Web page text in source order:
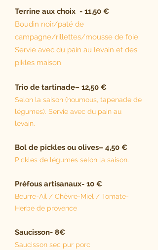
Terrine aux choix - 11,50 €
Boudin noir/paté de
campagne/rillettes/mousse de foie.
Servie avec du pain au levain et des
pikles maison.
Trio de tartinade– 12,50 €
Selon la saison (houmous, tapenade de
légumes). Servie avec du pain au
levain.
Bol de pickles ou olives– 4,50 €
Pickles de légumes selon la saison.
Préfous artisanaux- 10 €
Beurre-Ail / Chèvre-Miel / Tomate-
Herbe de provence
Saucisson- 8€
Saucisson sec pur porc